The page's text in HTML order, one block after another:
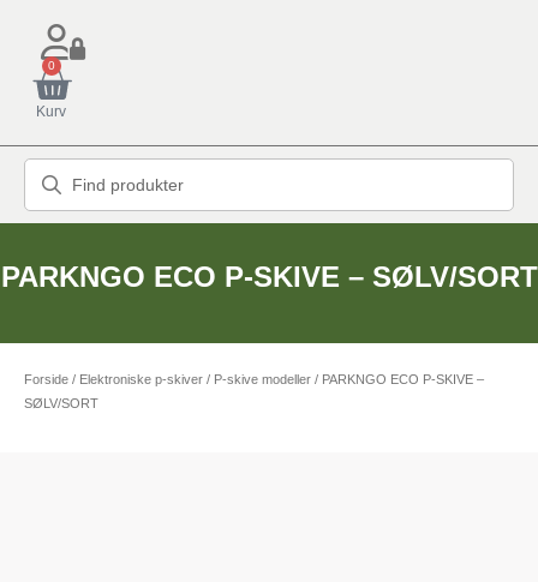
0
Kurv
PARKNGO ECO P-SKIVE – SØLV/SORT
Forside / Elektroniske p-skiver / P-skive modeller / PARKNGO ECO P-SKIVE –
SØLV/SORT